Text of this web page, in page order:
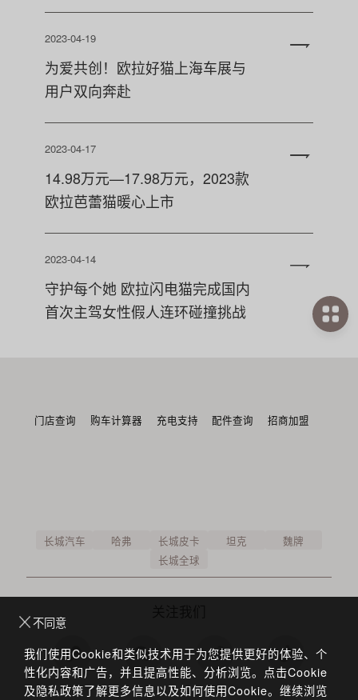
2023-04-19
为爱共创！欧拉好猫上海车展与
用户双向奔赴
2023-04-17
14.98万元—17.98万元，2023款
欧拉芭蕾猫暖心上市
2023-04-14
守护每个她 欧拉闪电猫完成国内
首次主驾女性假人连环碰撞挑战
门店查询 购车计算器 充电支持 配件查询 招商加盟
长城汽车 哈弗 长城皮卡 坦克
魏牌
长城全球
我们使用Cookie和类似技术用于为您提供更好的体验、个
性化内容和广告，并且提高性能、分析浏览。点击Cookie
及隐私政策了解更多信息以及如何使用Cookie。继续浏览
不同意